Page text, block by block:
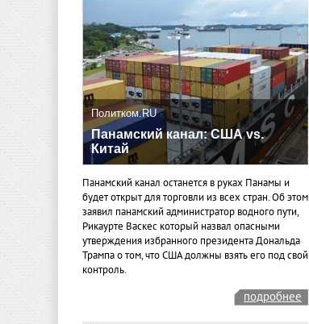
Политком.RU
Панамский канал: США vs.
Китай
Панамский канал останется в руках Панамы и
будет открыт для торговли из всех стран. Об этом
заявил панамский администратор водного пути,
Рикаурте Васкес который назвал опасными
утверждения избранного президента Дональда
Трампа о том, что США должны взять его под свой
контроль.
подробнее